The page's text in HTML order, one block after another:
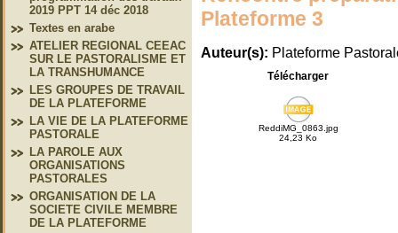
2019 PPT 14 déc 2018
Textes en arabe
ATELIER REGIONAL CEEAC
SUR LE PASTORALISME ET
LA TRANSHUMANCE
LES GROUPES DE TRAVAIL
DE LA PLATEFORME
LA VIE DE LA PLATEFORME
PASTORALE
LA PAROLE AUX
ORGANISATIONS
PASTORALES
ORGANISATION DE LA
SOCIETE CIVILE MEMBRE
DE LA PLATEFORME
Plateforme 3
Auteur(s): Plateforme
Télécharger
ReddiMG_0863.jpg
24,23 Ko